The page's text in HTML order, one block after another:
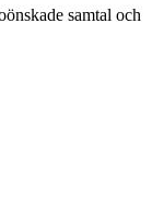
samtal och